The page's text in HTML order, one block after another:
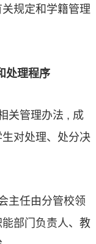
规定和学籍管理
处理程序
关管理办法 , 成
对处理、处分决
主任由分管校领
部门负责人、教